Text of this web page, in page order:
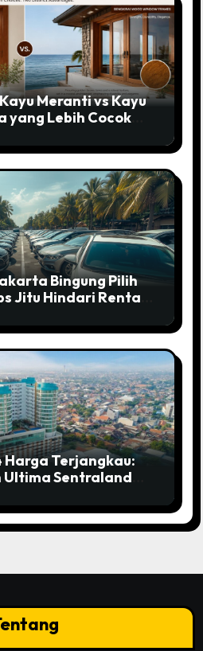
Meranti vs Kayu
yang Lebih Cocok
Bingung Pilih
Jitu Hindari Rental
Harga Terjangkau:
Ultima Sentraland